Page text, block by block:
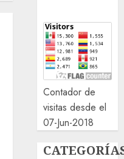
Contador de
visitas desde el
07-Jun-2018